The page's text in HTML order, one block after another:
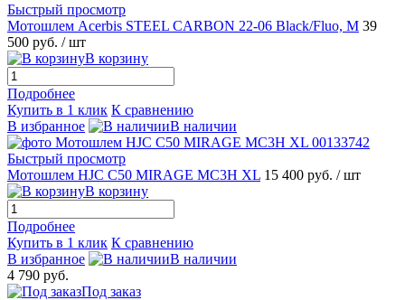
Быстрый просмотр
Мотошлем Acerbis STEEL CARBON 22-06 Black/Fluo, M 39
500 руб. / шт
В корзину
Подробнее
Купить в 1 клик К сравнению
В избранное
В наличии
Быстрый просмотр
Мотошлем HJC C50 MIRAGE MC3H XL 15 400 руб. / шт
В корзину
Подробнее
Купить в 1 клик К сравнению
В избранное
В наличии
4 790 руб.
Под заказ